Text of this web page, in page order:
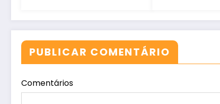
bebês internados
PUBLICAR COMENTÁRIO
Comentários